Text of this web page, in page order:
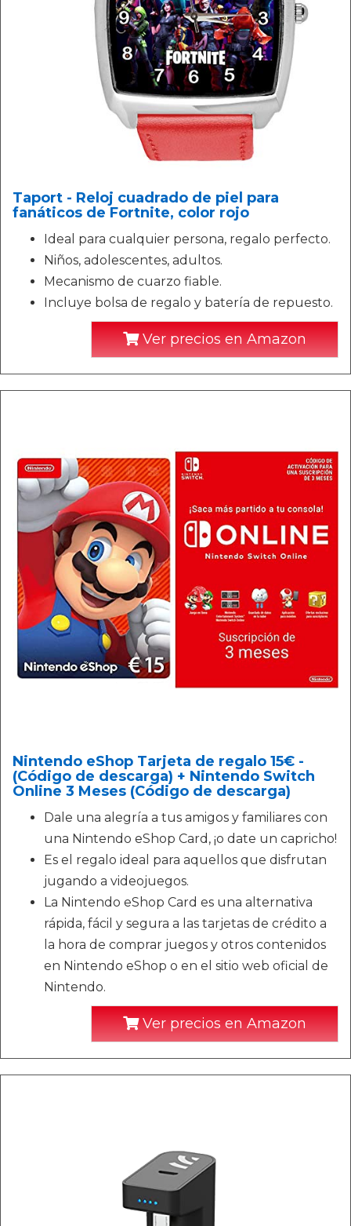
Taport - Reloj cuadrado de piel para
fanáticos de Fortnite, color rojo
Ideal para cualquier persona, regalo perfecto.
Niños, adolescentes, adultos.
Mecanismo de cuarzo fiable.
Incluye bolsa de regalo y batería de repuesto.
Ver precios en Amazon
Nintendo eShop Tarjeta de regalo 15€ -
(Código de descarga) + Nintendo Switch
Online 3 Meses (Código de descarga)
Dale una alegría a tus amigos y familiares con
una Nintendo eShop Card, ¡o date un capricho!
Es el regalo ideal para aquellos que disfrutan
jugando a videojuegos.
La Nintendo eShop Card es una alternativa
rápida, fácil y segura a las tarjetas de crédito a
la hora de comprar juegos y otros contenidos
en Nintendo eShop o en el sitio web oficial de
Nintendo.
Ver precios en Amazon